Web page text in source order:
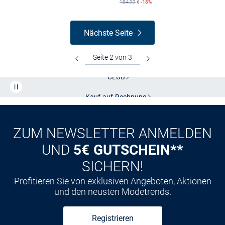
184,99€ -18%
Nächste Seite
CLUB
Kauf aufRechnung
ZUM NEWSLETTER ANMELDEN
UND 5€ GUTSCHEIN**
SICHERN!
Profitieren Sie von exklusiven Angeboten, Aktionen
und den neusten Modetrends.
Registrieren